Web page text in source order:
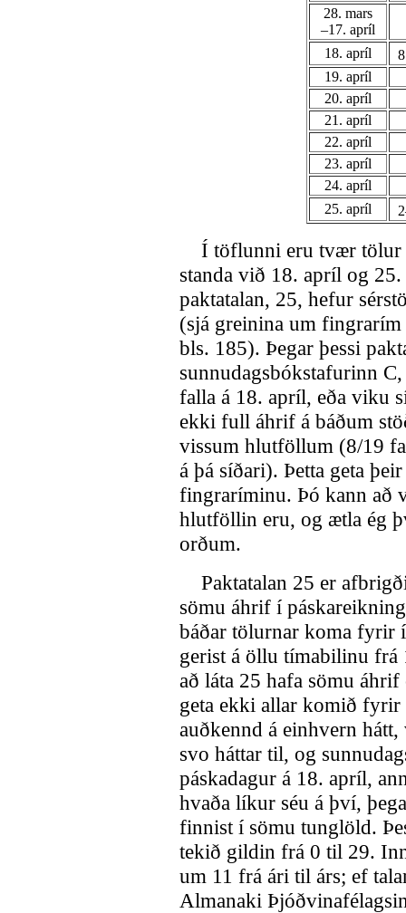
28. mars
–17. apríl
18. apríl
19. apríl
20. apríl
21. apríl
22. apríl
23. apríl
24. apríl
25. apríl
2
Í töflunni eru tvær tölur
standa við 18. apríl og
paktatalan, 25, hefur
(sjá greinina um
bls. 185). Þegar þessi
sunnudagsbókstafurinn
falla á 18. apríl, eða viku
ekki full áhrif á báðum
vissum hlutföllum (8/19
á þá síðari). Þetta geta
fingraríminu. Þó kann að
hlutföllin eru, og ætla ég
orðum.
Paktatalan 25 er
sömu áhrif í
báðar tölurnar koma fyrir
gerist á öllu tímabilinu frá
að láta 25 hafa sömu
geta ekki allar komið
auðkennd á einhvern
svo háttar til, og
páskadagur á 18. apríl,
hvaða líkur séu á því,
finnist í sömu tunglöld.
tekið gildin frá 0 til 29.
um 11 frá ári til árs; ef
Almanaki